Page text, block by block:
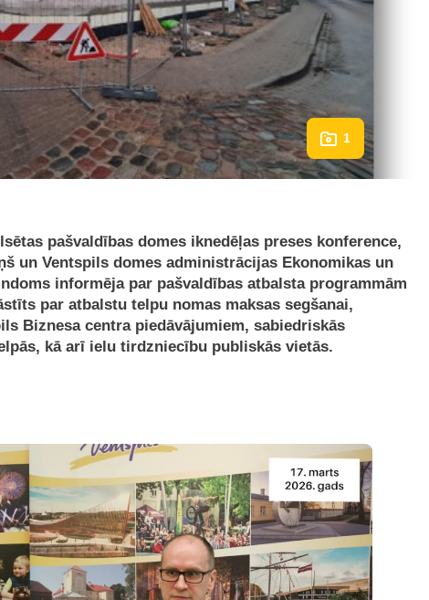
1
pašvaldības domes iknedēļas preses konference,
un Ventspils domes administrācijas Ekonomikas un
informēja par pašvaldības atbalsta programmām
par atbalstu telpu nomas maksas segšanai,
Biznesa centra piedāvājumiem, sabiedriskās
kā arī ielu tirdzniecību publiskās vietās.